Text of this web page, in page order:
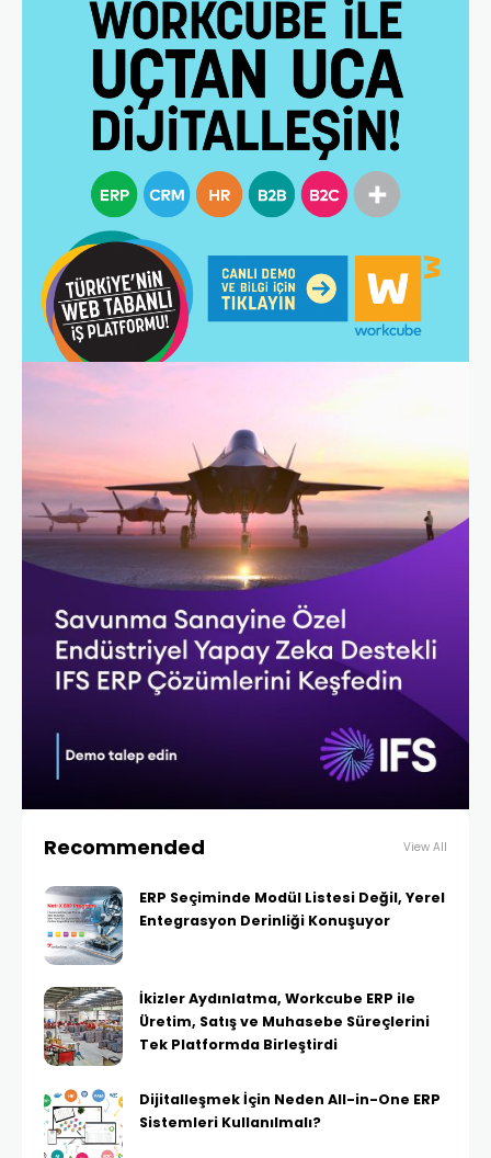
Recommended View All
ERP Seçiminde Modül Listesi Değil, Yerel
Entegrasyon Derinliği Konuşuyor
İkizler Aydınlatma, Workcube ERP ile
Üretim, Satış ve Muhasebe Süreçlerini
Tek Platformda Birleştirdi
Dijitalleşmek İçin Neden All-in-One ERP
Sistemleri Kullanılmalı?